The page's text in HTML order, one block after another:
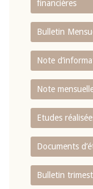
financières
Bulletin
Note
Note
Etudes
Documents
Bulletin